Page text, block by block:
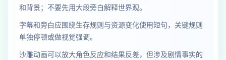
和背景；不要先用大段旁白解释世界观。
字幕和旁白应围绕生存规则与资源变化使用短句，关键规则
单独停顿或做视觉强调。
沙雕动画可以放大角色反应和结果反差，但涉及剧情事实的